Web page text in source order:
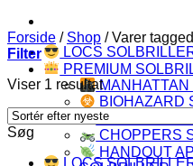
LOCS
PREMIUM
MANHATTAN
BIOHAZARD
CAPRAIA
CHOPPERS
HANDOUT
Forside / Shop /Varer tagged
Filter
Viser 1 resultat
Søg